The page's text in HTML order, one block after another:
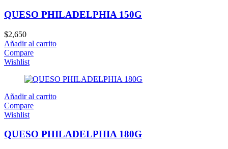
QUESO PHILADELPHIA 150G
$2,650
Añadir al carrito
Compare
Wishlist
Añadir al carrito
Compare
Wishlist
QUESO PHILADELPHIA 180G